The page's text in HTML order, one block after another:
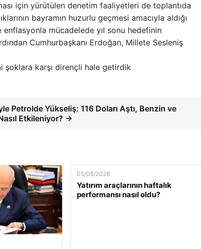
için yürütülen denetim faaliyetleri de toplantıda
bayramın huzurlu geçmesi amacıyla aldığı
mücadelede yıl sonu hedefinin
Cumhurbaşkanı Erdoğan, Millete Sesleniş
şoklara karşı dirençli hale getirdik
Petrolde Yükseliş: 116 Doları Aştı, Benzin ve
Etkileniyor? →
05/08/2026
Yatırım araçlarının haftalık
performansı nasıl oldu?